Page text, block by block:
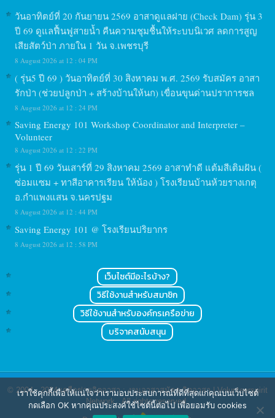
วันอาทิตย์ที่ 20 กันยายน 2569 อาสาดูแลฝาย (Check Dam) รุ่น 3
ปี 69 ดูแลฟื้นฟูสายน้ำ คืนความชุมชื้นให้ระบบนิเวศ ลดการสูญ
เสียสัตว์ป่า ภายใน 1 วัน จ.เพชรบุรี
8 August 2026 at 12 : 04 PM
( รุ่น5 ปี 69 ) วันอาทิตย์ที่ 30 สิงหาคม พ.ศ. 2569 รับสมัคร อาสา
รักป่า (ช่วยปลูกป่า + สร้างบ้านให้นก) เขื่อนขุนด่านปราการชล
8 August 2026 at 12 : 24 PM
Saving Energy 101 Workshop Coordinator and Interpreter –
Volunteer
8 August 2026 at 12 : 22 PM
รุ่น 1 ปี 69 วันเสาร์ที่ 29 สิงหาคม 2569 อาสาทำดี แต้มสีเติมฝัน (
ซ่อมแซม + ทาสีอาคารเรียน ให้น้อง ) โรงเรียนบ้านห้วยรางเกตุ
อ.กำแพงแสน จ.นครปฐม
8 August 2026 at 12 : 44 PM
Saving Energy 101 @ โรงเรียนปริยากร
8 August 2026 at 12 : 58 PM
เว็บไซต์มีอะไรบ้าง?
วิธีใช้งานสำหรับสมาชิก
วิธีใช้งานสำหรับองค์กรเครือข่าย
บริจาคสนับสนุน
© 2004 - 2024เครือข่ายจิตอาสา : งานอาสาสมัคร จิตอาสา | Volunteerspirit
Network. All rights reserved.
เราใช้คุกกี้เพื่อให้แน่ใจว่าเรามอบประสบการณ์ที่ดีที่สุดแก่คุณบนเว็บไซต์
กดเลือก OK หากคุณประสงค์ใช้ไซต์นี้ต่อไป เพื่อยอมรับ cookies